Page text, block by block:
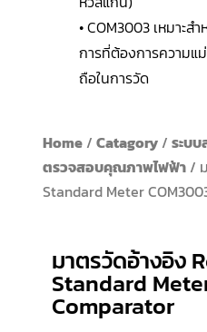
• COM3003 เหมาะ
การที่ต้องการความแ
ถือในการวัด
Home/ Catagory/ ระบ
ตรวจสอบคุณภาพไฟฟ้า/ ม
Standard Meter
มาตรวัดอ้างอิง
Standard
Comparator